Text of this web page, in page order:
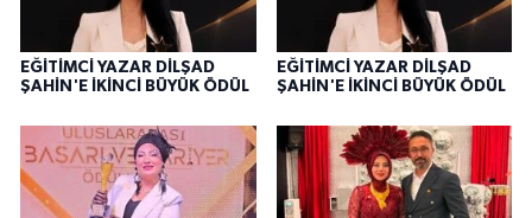
EĞİTİMCİ YAZAR DİLŞAD
ŞAHİN'E İKİNCİ BÜYÜK ÖDÜL
EĞİTİMCİ YAZAR DİLŞAD
ŞAHİN'E İKİNCİ BÜYÜK ÖDÜL